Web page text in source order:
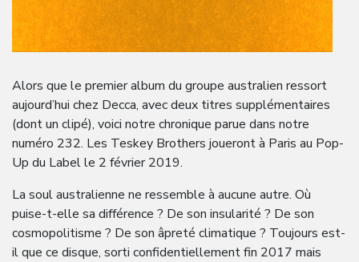
Alors que le premier album du groupe australien ressort
aujourd’hui chez Decca, avec deux titres supplémentaires
(dont un clipé), voici notre chronique parue dans notre
numéro 232. Les Teskey Brothers joueront à Paris au Pop-
Up du Label le 2 février 2019.
La soul australienne ne ressemble à aucune autre. Où
puise-t-elle sa différence ? De son insularité ? De son
cosmopolitisme ? De son âpreté climatique ? Toujours est-
il que ce disque, sorti confidentiellement fin 2017 mais